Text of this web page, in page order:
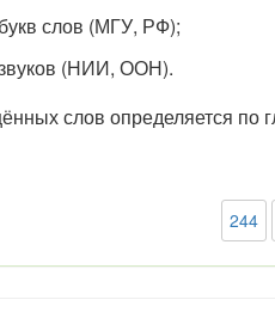
слов (МГУ, РФ);
(НИИ, ООН).
слов определяется по
244